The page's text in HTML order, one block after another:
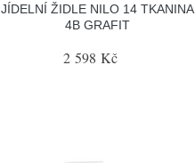
JÍDELNÍ ŽIDLE NILO 14 TKANINA
4B GRAFIT
2 598 Kč